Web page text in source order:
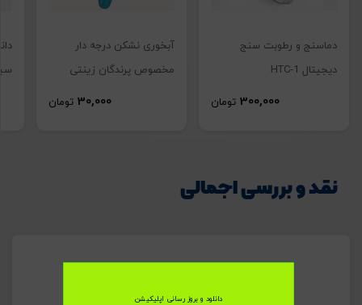
دماسنج و رطوبت سنج
دیجیتال HTC-1
300,000 تومان
آبخوری نشکن درجه دار
مخصوص پرندگان زینتی
30,000 تومان
نقد و بررسی اجمالی
تصاویر رسمی
دانلود و بروز رسانی اپلیکیشن